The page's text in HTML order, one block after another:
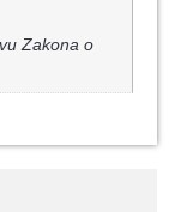
Zakona o